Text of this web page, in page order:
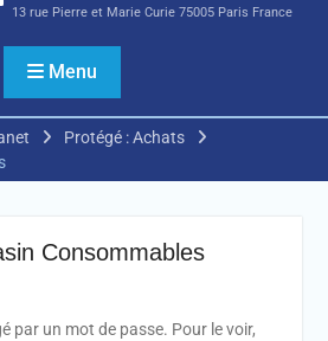
13 rue Pierre et Marie Curie 75005 Paris France
Menu
Protégé : Achats
Consommables
par un mot de passe. Pour le voir,